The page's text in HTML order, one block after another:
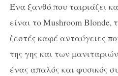
Ένα ξανθό που ταιριάζει
είναι το Mushroom Blonde,
ζεστές καφέ ανταύγειες
της γης και των
ένας απαλός και φυσικός